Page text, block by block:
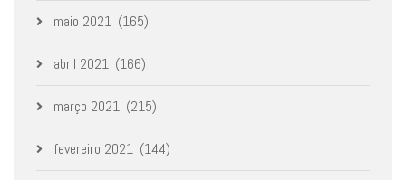
maio 2021 (165)
abril 2021 (166)
março 2021 (215)
fevereiro 2021 (144)